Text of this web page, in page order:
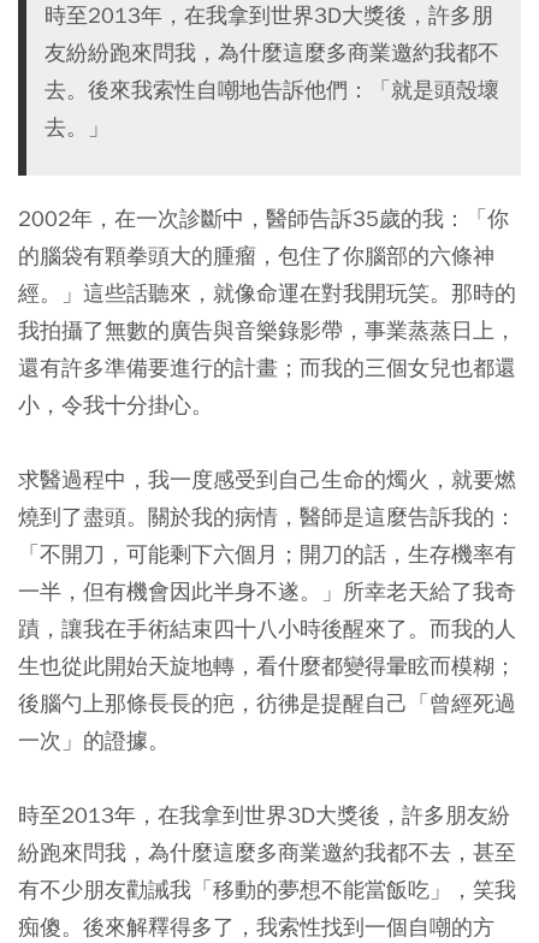
時至2013年，在我拿到世界3D大獎後，許多朋
友紛紛跑來問我，為什麼這麼多商業邀約我都不
去。後來我索性自嘲地告訴他們：「就是頭殼壞
去。」
2002年，在一次診斷中，醫師告訴35歲的我：「你
的腦袋有顆拳頭大的腫瘤，包住了你腦部的六條神
經。」這些話聽來，就像命運在對我開玩笑。那時的
我拍攝了無數的廣告與音樂錄影帶，事業蒸蒸日上，
還有許多準備要進行的計畫；而我的三個女兒也都還
小，令我十分掛心。
求醫過程中，我一度感受到自己生命的燭火，就要燃
燒到了盡頭。關於我的病情，醫師是這麼告訴我的：
「不開刀，可能剩下六個月；開刀的話，生存機率有
一半，但有機會因此半身不遂。」所幸老天給了我奇
蹟，讓我在手術結束四十八小時後醒來了。而我的人
生也從此開始天旋地轉，看什麼都變得暈眩而模糊；
後腦勺上那條長長的疤，彷彿是提醒自己「曾經死過
一次」的證據。
時至2013年，在我拿到世界3D大獎後，許多朋友紛
紛跑來問我，為什麼這麼多商業邀約我都不去，甚至
有不少朋友勸誡我「移動的夢想不能當飯吃」，笑我
痴傻。後來解釋得多了，我索性找到一個自嘲的方